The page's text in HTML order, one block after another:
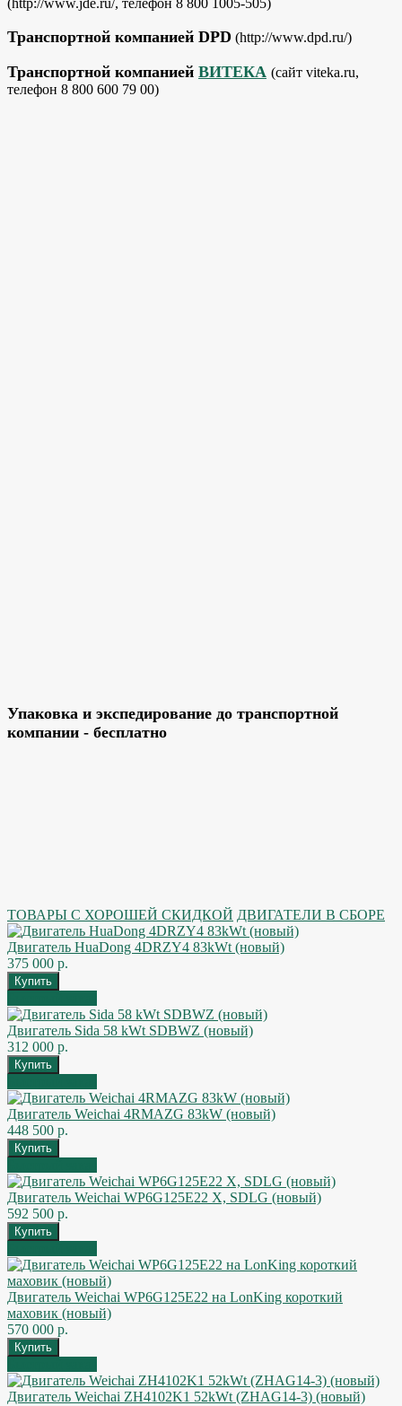
Транспортной компанией DPD (http://www.dpd.ru/)
Транспортной компанией ВИТЕКА (сайт viteka.ru,
телефон 8 800 600 79 00)
Упаковка и экспедирование до транспортной
компании - бесплатно
ТОВАРЫ С ХОРОШЕЙ СКИДКОЙ ДВИГАТЕЛИ В СБОРЕ
Двигатель HuaDong 4DRZY4 83kWt (новый)
375 000 р.
Двигатель Sida 58 kWt SDBWZ (новый)
312 000 р.
Двигатель Weichai 4RMAZG 83kW (новый)
448 500 р.
Двигатель Weichai WP6G125E22 X, SDLG (новый)
592 500 р.
Двигатель Weichai WP6G125E22 на LonKing короткий
маховик (новый)
570 000 р.
Двигатель Weichai ZH4102K1 52kWt (ZHAG14-3) (новый)